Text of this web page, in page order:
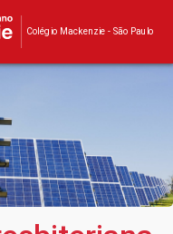
Colégio Mackenzie - São Paulo